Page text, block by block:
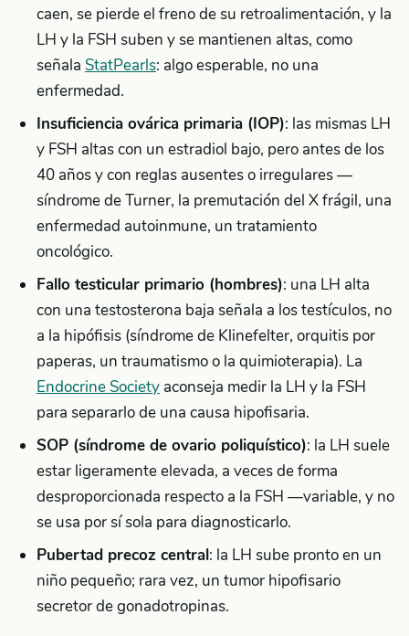
caen, se pierde el freno de su retroalimentación, y la
LH y la FSH suben y se mantienen altas, como
señala StatPearls: algo esperable, no una
enfermedad.
Insuficiencia ovárica primaria (IOP): las mismas LH
y FSH altas con un estradiol bajo, pero antes de los
40 años y con reglas ausentes o irregulares —
síndrome de Turner, la premutación del X frágil, una
enfermedad autoinmune, un tratamiento
oncológico.
Fallo testicular primario (hombres): una LH alta
con una testosterona baja señala a los testículos, no
a la hipófisis (síndrome de Klinefelter, orquitis por
paperas, un traumatismo o la quimioterapia). La
Endocrine Society aconseja medir la LH y la FSH
para separarlo de una causa hipofisaria.
SOP (síndrome de ovario poliquístico): la LH suele
estar ligeramente elevada, a veces de forma
desproporcionada respecto a la FSH —variable, y no
se usa por sí sola para diagnosticarlo.
Pubertad precoz central: la LH sube pronto en un
niño pequeño; rara vez, un tumor hipofisario
secretor de gonadotropinas.